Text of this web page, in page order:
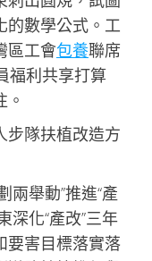
的數學公式。工
區工會包養聯席
福利共享打算
步隊扶植改造方
兩舉動”推進“產
深化“產改”三年
要害目標落實落